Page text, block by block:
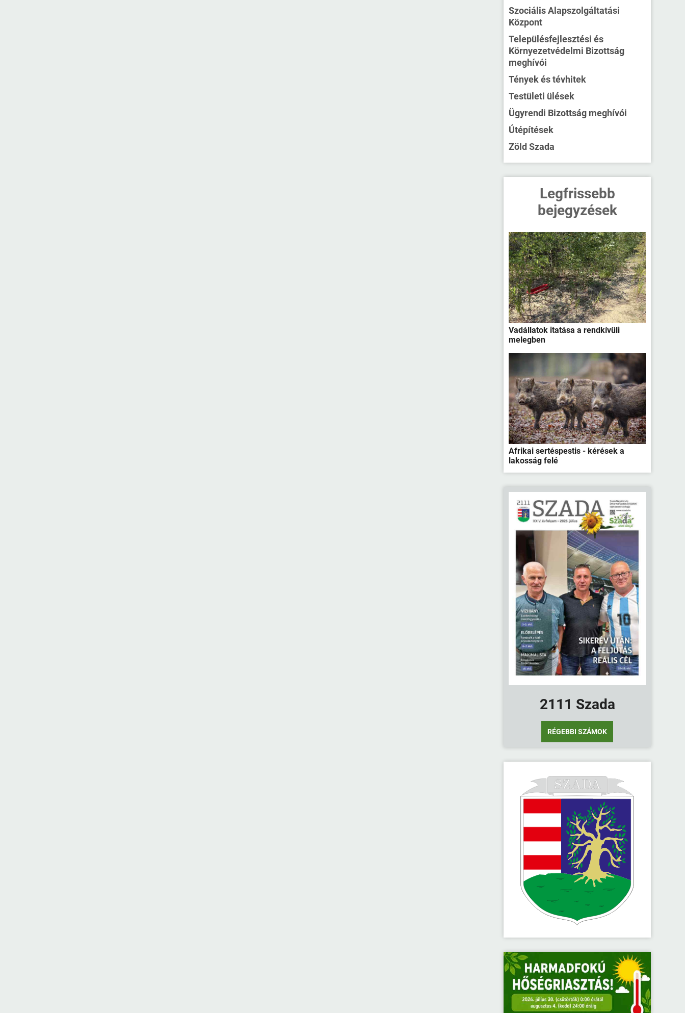
Szociális Alapszolgáltatási
Központ
Településfejlesztési és
Környezetvédelmi Bizottság
meghívói
Tények és tévhitek
Testületi ülések
Ügyrendi Bizottság meghívói
Útépítések
Zöld Szada
Legfrissebb
bejegyzések
Vadállatok itatása a rendkívüli
melegben
Afrikai sertéspestis - kérések a
lakosság felé
2111 Szada
RÉGEBBI SZÁMOK